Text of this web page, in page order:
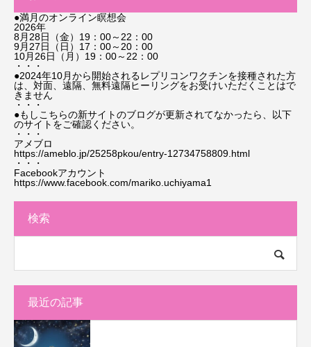
●満月のオンライン瞑想会
2026年
8月28日（金）19：00～22：00
9月27日（日）17：00～20：00
10月26日（月）19：00～22：00
・・・
●2024年10月から開始されるレプリコンワクチンを接種された方
は、対面、遠隔、無料遠隔ヒーリングをお受けいただくことはで
きません
・・・
●もしこちらの新サイトのブログが更新されてなかったら、以下
のサイトをご確認ください。
・・・
アメブロ
https://ameblo.jp/25258pkou/entry-12734758809.html
・・・
Facebookアカウント
https://www.facebook.com/mariko.uchiyama1
検索
最近の記事